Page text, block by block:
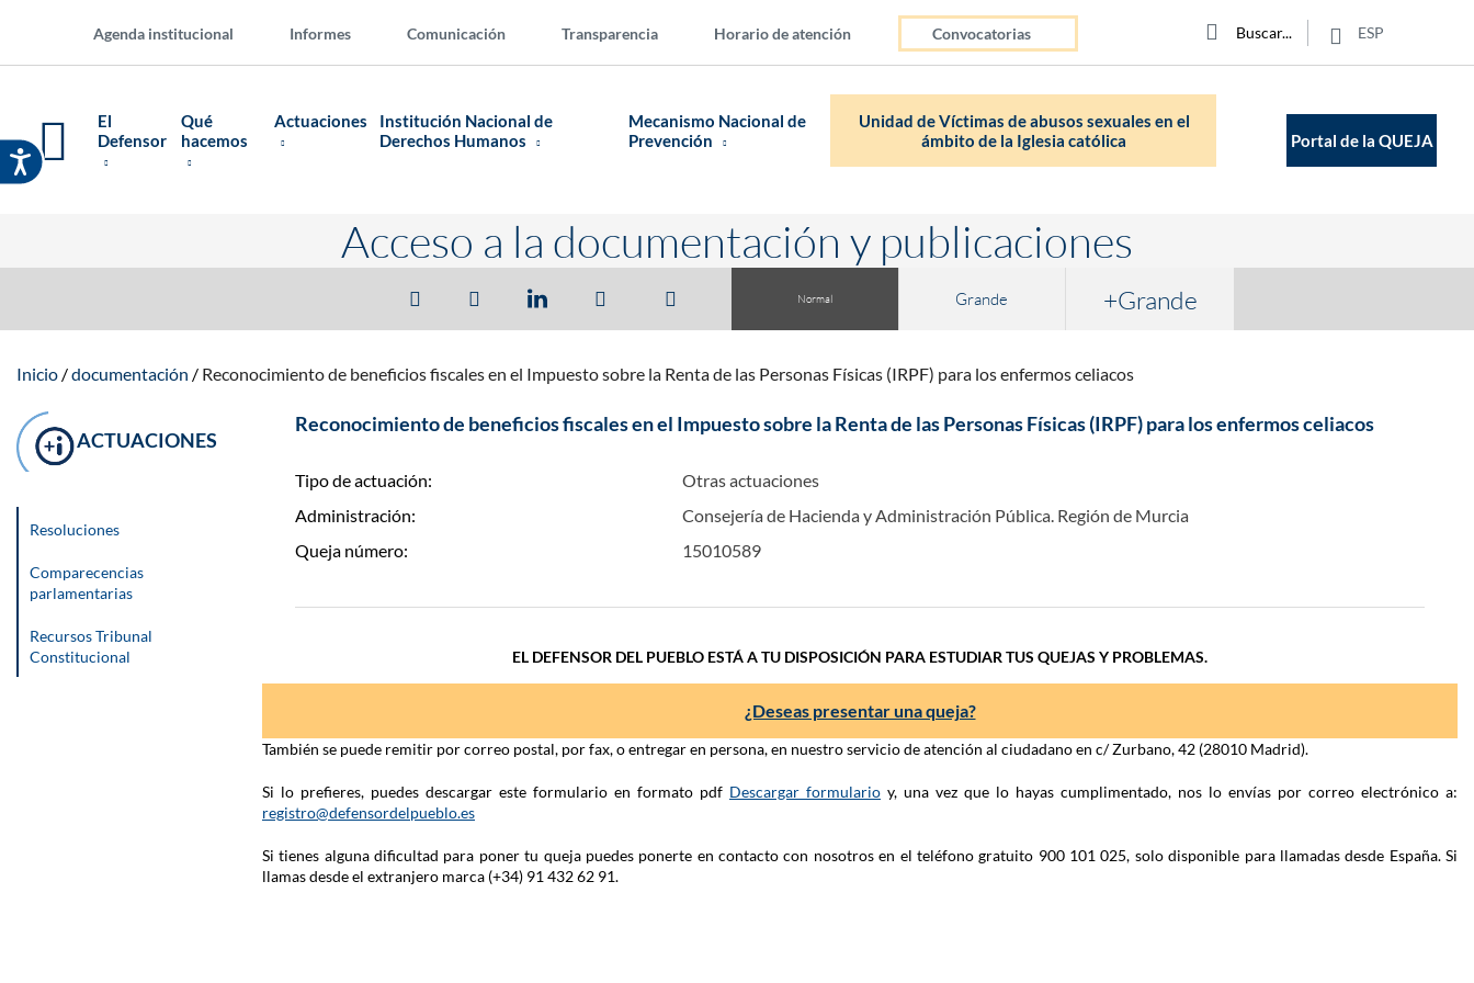
Agenda institucional Informes Comunicación Transparencia Horario de atención Convocatorias
Buscar
Click para buscar
Buscar ESP
El
Defensor
Qué
hacemos
Actuaciones
Institución Nacional de
Derechos Humanos
Mecanismo Nacional de
Prevención
Unidad de Víctimas de abusos sexuales en el
ámbito de la Iglesia católica
Portal de la QUEJA
Acceso a la documentación y publicaciones
Normal Grande +Grande
Inicio documentación Reconocimiento de beneficios fiscales en el Impuesto sobre la Renta de las Personas Físicas (IRPF) para los enfermos celiacos
Reconocimiento de beneficios fiscales en el Impuesto sobre la Renta de las Personas Físicas (IRPF) para los enfermos celiacos
Tipo de actuación:
Otras actuaciones
Administración:
Consejería de Hacienda y Administración Pública. Región de Murcia
Queja número:
15010589
EL DEFENSOR DEL PUEBLO ESTÁ A TU DISPOSICIÓN PARA ESTUDIAR TUS QUEJAS Y PROBLEMAS.
¿Deseas presentar una queja?
También se puede remitir por correo postal, por fax, o entregar en persona, en nuestro servicio de atención al ciudadano en c/ Zurbano, 42 (28010 Madrid).
Si lo prefieres, puedes descargar este formulario en formato pdf Descargar formulario y, una vez que lo hayas cumplimentado, nos lo envías por correo electrónico a:
registro@defensordelpueblo.es
Si tienes alguna dificultad para poner tu queja puedes ponerte en contacto con nosotros en el teléfono gratuito 900 101 025, solo disponible para llamadas desde España. Si
llamas desde el extranjero marca (+34) 91 432 62 91.
ACTUACIONES
Resoluciones
Comparecencias
parlamentarias
Recursos Tribunal
Constitucional